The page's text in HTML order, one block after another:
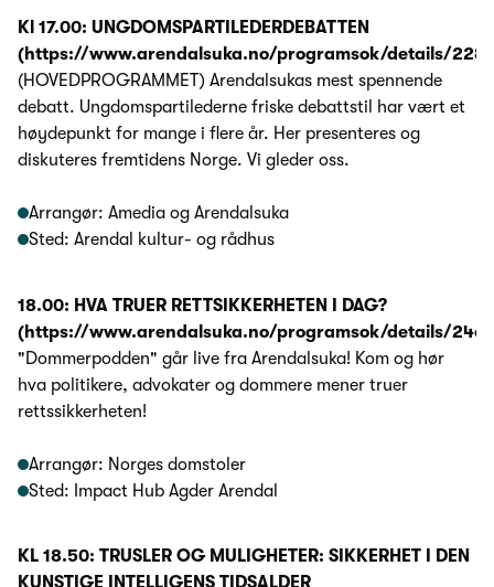
Kl 17.00: UNGDOMSPARTILEDERDEBATTEN
(https://www.arendalsuka.no/programsok/details/
(HOVEDPROGRAMMET) Arendalsukas mest spennende
debatt. Ungdomspartilederne friske debattstil har vært et
høydepunkt for mange i flere år. Her presenteres og
diskuteres fremtidens Norge. Vi gleder oss.
Arrangør: Amedia og Arendalsuka
Sted: Arendal kultur- og rådhus
18.00: HVA TRUER RETTSIKKERHETEN I DAG?
(https://www.arendalsuka.no/programsok/details/
"Dommerpodden" går live fra Arendalsuka! Kom og hør
hva politikere, advokater og dommere mener truer
rettssikkerheten!
Arrangør: Norges domstoler
Sted: Impact Hub Agder Arendal
KL 18.50: TRUSLER OG MULIGHETER: SIKKERHET I DEN
KUNSTIGE INTELLIGENS TIDSALDER